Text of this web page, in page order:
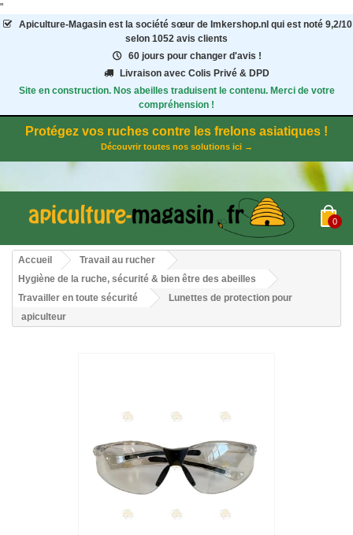
"
Apiculture-Magasinest la société sœur de Imkershop.nl qui est noté 9,2/10
selon 1052 avis clients
60 jours pour changer d'avis !
Livraison avec Colis Privé & DPD
Site en construction. Nos abeilles traduisent le contenu. Merci de votre
compréhension !
Protégez vos ruches contre les frelons asiatiques !
Découvrir toutes nos solutions ici →
0
Accueil
Travail au rucher
Hygiène de la ruche, sécurité & bien être des abeilles
Travailler en toute sécurité
Lunettes de protection pour
apiculteur